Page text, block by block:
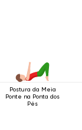
Postura da Meia
Ponte na Ponta dos
Pés